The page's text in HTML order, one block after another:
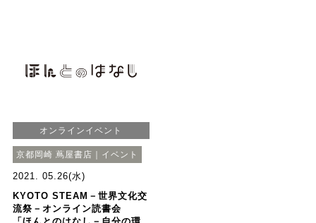
オンラインイベント
京都岡崎 蔦屋書店｜イベント
2021. 05.26(水)
KYOTO STEAM－世界文化交
流祭－オンライン読書会